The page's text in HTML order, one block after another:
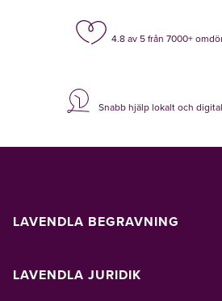
4.8 av 5 från 7000+
Snabb hjälp lokalt och
LAVENDLA BEGRAVNING
LAVENDLA JURIDIK